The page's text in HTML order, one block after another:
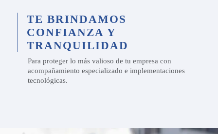
TE BRINDAMOS
CONFIANZA Y
TRANQUILIDAD
Para proteger lo más valioso de tu empresa con
acompañamiento especializado e implementaciones
tecnológicas.